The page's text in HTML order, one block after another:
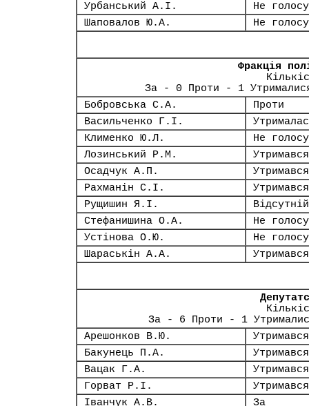
Урбанський А.І.
Не
Шаповалов Ю.А.
Не
Фракція
За - 0 Проти - 1
Бобровська С.А.
Проти
Васильченко Г.І.
Клименко Ю.Л.
Не
Лозинський Р.М.
Утримався
Осадчук А.П.
Утримався
Рахманін С.І.
Утримався
Рущишин Я.І.
Відсутній
Стефанишина О.А.
Не
Устінова О.Ю.
Не
Шараськін А.А.
Утримався
За - 6 Проти - 1
Арешонков В.Ю.
Утримався
Бакунець П.А.
Утримався
Вацак Г.А.
Утримався
Горват Р.І.
Утримався
Іванчук А.В.
За